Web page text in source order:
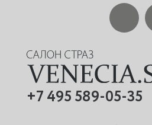
+7 495 589-05-35